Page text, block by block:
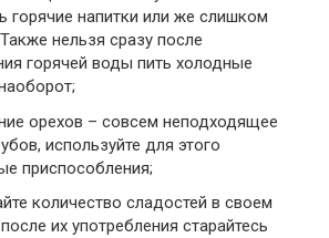
горячие напитки или же слишком
нельзя сразу после
горячей воды пить холодные
орехов – совсем неподходящее
используйте для этого
приспособления;
количество сладостей в своем
их употребления старайтесь